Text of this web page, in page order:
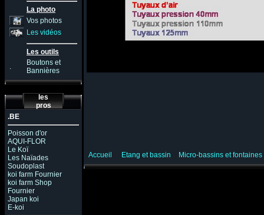
La photo
Vos photos
Les vidéos
Les outils
.
Boutons et
Bannières
les
pros
.BE
Poisson d'or
AQUI-FLOR
Le Koï
Les Naïades
Soudoplast
koi farm Fournier
koi farm Shop
Fournier
Japan koi
E-koi
Accueil Etang et bassin Micro-bassins et fontaines